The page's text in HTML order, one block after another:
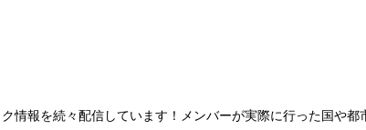
情報を続々配信しています！メンバーが実際に行った国や都